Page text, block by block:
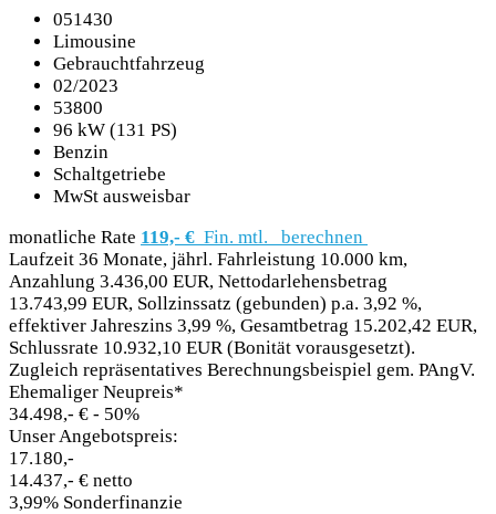
051430
Limousine
Gebrauchtfahrzeug
02/2023
53800
96 kW (131 PS)
Benzin
Schaltgetriebe
MwSt ausweisbar
monatliche Rate 119,- € Fin. mtl.
berechnen
Laufzeit 36 Monate, jährl. Fahrleistung 10.000 km,
Anzahlung 3.436,00 EUR, Nettodarlehensbetrag
13.743,99 EUR, Sollzinssatz (gebunden) p.a. 3,92 %,
effektiver Jahreszins 3,99 %, Gesamtbetrag 15.202,42 EUR,
Schlussrate 10.932,10 EUR (Bonität vorausgesetzt).
Zugleich repräsentatives Berechnungsbeispiel gem. PAngV.
Ehemaliger Neupreis*
34.498,- € - 50%
Unser Angebotspreis:
17.180,-
14.437,- € netto
3,99% Sonderfinanzie